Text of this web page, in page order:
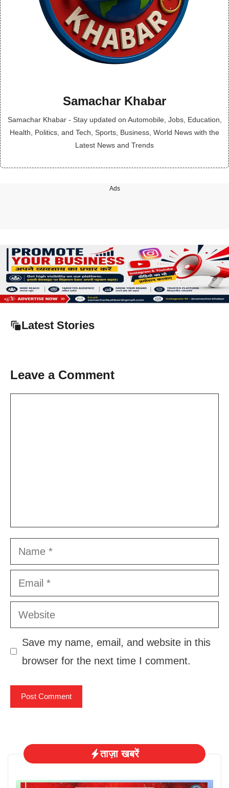
Samachar Khabar
Samachar Khabar - Stay updated on Automobile, Jobs, Education,
Health, Politics, and Tech, Sports, Business, World News with the
Latest News and Trends
Ads
Latest Stories
Leave a Comment
Name
Email
Website
Save my name, email, and website in this
browser for the next time I comment.
ताज़ा खबरें